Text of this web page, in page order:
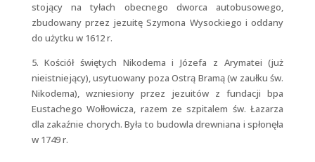
stojący na tyłach obecnego dworca autobusowego,
zbudowany przez jezuitę Szymona Wysockiego i oddany
do użytku w 1612 r.
5. Kościół świętych Nikodema i Józefa z Arymatei (już
nieistniejący), usytuowany poza Ostrą Bramą (w zaułku św.
Nikodema), wzniesiony przez jezuitów z fundacji bpa
Eustachego Wołłowicza, razem ze szpitalem św. Łazarza
dla zakaźnie chorych. Była to budowla drewniana i spłonęła
w 1749 r.